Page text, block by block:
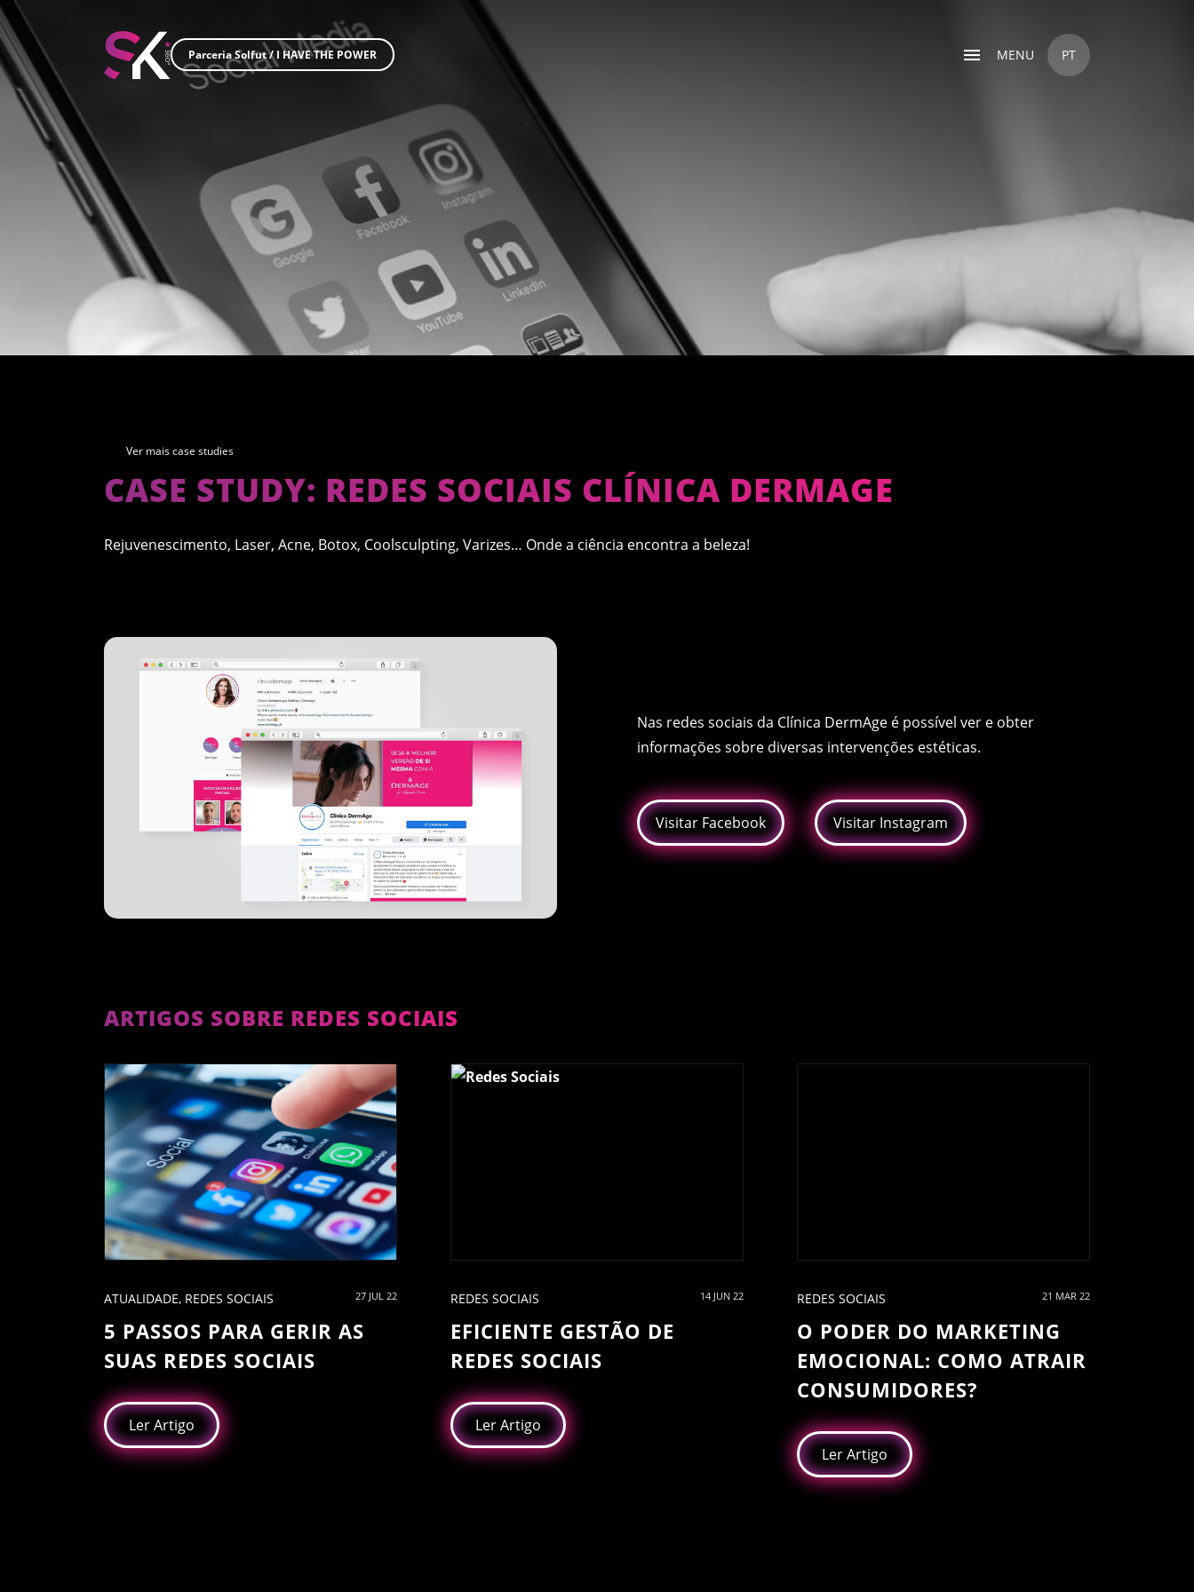
Parceria Solfut/I HAVE THE POWER MENU PT
Ver mais case studies
CASE STUDY: REDES SOCIAIS CLÍNICA DERMAGE
Rejuvenescimento, Laser, Acne, Botox, Coolsculpting, Varizes… Onde a ciência encontra a beleza!
Nas redes sociais da Clínica DermAge é possível ver e obter
informações sobre diversas intervenções estéticas.
Visitar Facebook Visitar Instagram
ARTIGOS SOBRE REDES SOCIAIS
ATUALIDADE, REDES SOCIAIS 27 JUL 22
5 PASSOS PARA GERIR AS
SUAS REDES SOCIAIS
Ler Artigo
REDES SOCIAIS 14 JUN 22
EFICIENTE GESTÃO DE
REDES SOCIAIS
Ler Artigo
REDES SOCIAIS 21 MAR 22
O PODER DO MARKETING
EMOCIONAL: COMO ATRAIR
CONSUMIDORES?
Ler Artigo